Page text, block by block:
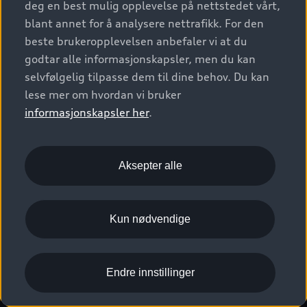
S/RS
Konseptbiler og prototyper
Prislister
Leasing
Bilgarantier
Audi Forsikring
Verkstedtjenester
Functions on demand
Kom i gang med myAudi
Kundeservice
Nyhetsbrev
Presse
Karriere
Bli sertifisert merkeverksted
Autoretur
Åpenhetsloven
© 2026 AUDI NORGE. All Rights Reserved.
Imprint Ansvarserklæring
Personvern
Informasjonskapsler (cookies)
Juridisk informasjon AUDI AG
deg en best mulig opplevelse på nettstedet vårt,
blant annet for å analysere nettrafikk. For den
beste brukeropplevelsen anbefaler vi at du
godtar alle informasjonskapsler, men du kan
selvfølgelig tilpasse dem til dine behov. Du kan
lese mer om hvordan vi bruker
informasjonskapsler her.
Aksepter alle
Kun nødvendige
Endre innstillinger